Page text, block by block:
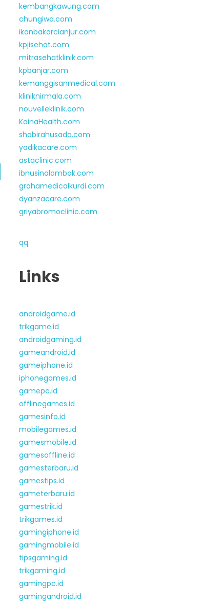
kembangkawung.com
chungiwa.com
ikanbakarcianjur.com
kpjisehat.com
mitrasehatklinik.com
kpbanjar.com
kemanggisanmedical.com
kliniknirmala.com
nouvelleklinik.com
KainaHealth.com
shabirahusada.com
yadikacare.com
astaclinic.com
ibnusinalombok.com
grahamedicalkurdi.com
dyanzacare.com
griyabromoclinic.com
qq
Links
androidgame.id
trikgame.id
androidgaming.id
gameandroid.id
gameiphone.id
iphonegames.id
gamepc.id
offlinegames.id
gamesinfo.id
mobilegames.id
gamesmobile.id
gamesoffline.id
gamesterbaru.id
gamestips.id
gameterbaru.id
gamestrik.id
trikgames.id
gamingiphone.id
gamingmobile.id
tipsgaming.id
trikgaming.id
gamingpc.id
gamingandroid.id